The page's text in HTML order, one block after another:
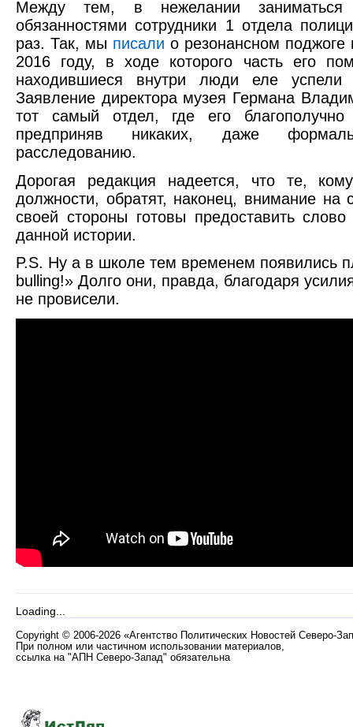
Между тем, в нежелании
обязанностями сотрудники 1 отдела
раз. Так, мы писали о резонансном
2016 году, в ходе которого часть его
находившиеся внутри люди еле успели
Заявление директора музея Германа
тот самый отдел, где его
предприняв никаких, даже
расследованию.
Дорогая редакция надеется, что те,
должности, обратят, наконец, внимание
своей стороны готовы предоставить
данной истории.
P.S. Ну а в школе тем временем появились
bulling!» Долго они, правда, благодаря
не провисели.
Loading...
Copyright © 2006-2026 «Агентство Политических Новостей Северо-
При полном или частичном использовании материалов,
ссылка на "АПН Северо-Запад" обязательна